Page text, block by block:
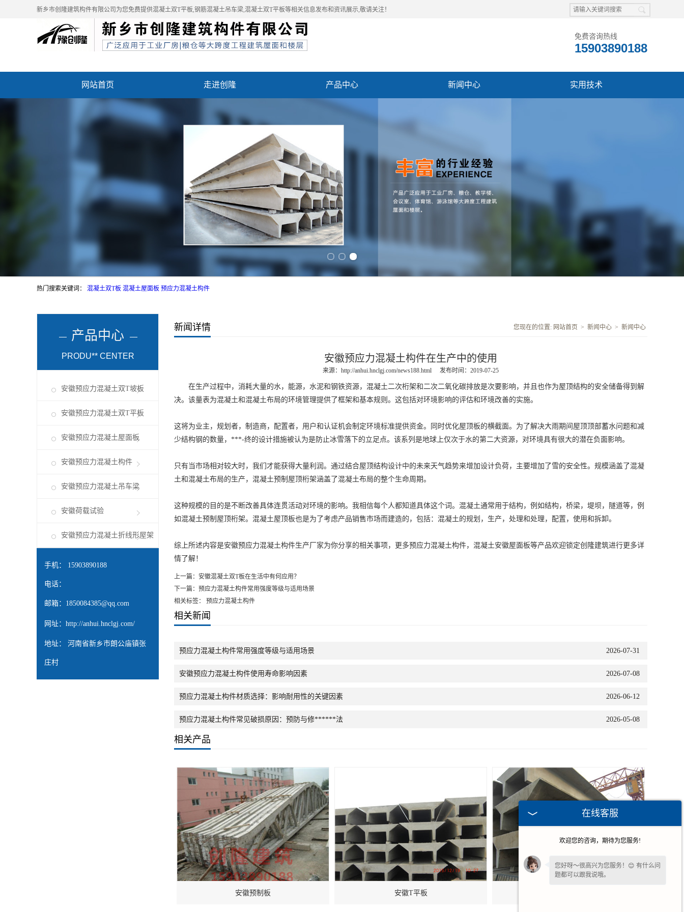
新乡市创隆建筑构件有限公司为您免费提供混凝土双T平板,钢筋混凝土吊车梁,混凝土双T平板等相关信息发布和资讯展示,敬请关注！
免费咨询热线
15903890188
网站首页 走进创隆 产品中心 新闻中心 实用技术
资质荣誉 成功案例 联系我们
热门搜索关键词： 混凝土双T板 混凝土屋面板 预应力混凝土构件
产品中心
PRODU** CENTER
安徽预应力混凝土双T坡板
安徽预应力混凝土双T平板
安徽预应力混凝土屋面板
安徽预应力混凝土构件
安徽预应力混凝土吊车梁
安徽荷载试验
安徽预应力混凝土折线形屋架
手机： 15903890188
电话：
邮箱： 1850084385@qq.com
网址： http://anhui.hnclgj.com/
地址： 河南省新乡市朗公庙镇张
庄村
新闻详情 您现在的位置: 网站首页 > 新闻中心 > 新闻中心
安徽预应力混凝土构件在生产中的使用
来源： http://anhui.hnclgj.com/news188.html 发布时间：2019-07-25
在生产过程中，消耗大量的水，能源，水泥和钢铁资源，混凝土二次桁架和二次二氧化碳排放是次要影响，并且也作为屋顶结构的安全储备得到解
决。该量表为混凝土和混凝土布局的环境管理提供了框架和基本规则。这包括对环境影响的评估和环境改善的实施。
这将为业主，规划者，制造商，配置者，用户和认证机会制定环境标准提供资金。同时优化屋顶板的横截面。为了解决大雨期间屋顶顶部蓄水问题和减
少结构钢的数量，***-终的设计措施被认为是防止冰雪落下的立足点。该系列是地球上仅次于水的第二大资源，对环境具有很大的潜在负面影响。
只有当市场相对较大时，我们才能获得大量利润。通过结合屋顶结构设计中的未来天气趋势来增加设计负荷，主要增加了雪的安全性。规模涵盖了混凝
土和混凝土布局的生产，混凝土预制屋顶桁架涵盖了混凝土布局的整个生命周期。
这种规模的目的是不断改善具体连贯活动对环境的影响。我相信每个人都知道具体这个词。混凝土通常用于结构，例如结构，桥梁，堤坝，隧道等，例
如混凝土预制屋顶桁架。混凝土屋顶板也是为了考虑产品销售市场而建造的，包括：混凝土的规划，生产，处理和处理，配置，使用和拆卸。
综上所述内容是安徽预应力混凝土构件生产厂家为你分享的相关事项，更多预应力混凝土构件，混凝土安徽屋面板等产品欢迎锁定创隆建筑进行更多详
情了解！
上一篇： 安徽混凝土双T板在生活中有何应用？
下一篇： 预应力混凝土构件常用强度等级与适用场景
相关标签： 预应力混凝土构件
相关新闻
2026-07-31
预应力混凝土构件常用强度等级与适用场景
2026-07-08
安徽预应力混凝土构件使用寿命影响因素
2026-06-12
预应力混凝土构件材质选择：影响耐用性的关键因素
2026-05-08
预应力混凝土构件常见破损原因：预防与修******法
相关产品
安徽预制板 安徽T平板
在线客服
欢迎您的咨询，期待为您服务!
您好呀～很高兴为您服务！😊 有什么问
题都可以跟我说哦。